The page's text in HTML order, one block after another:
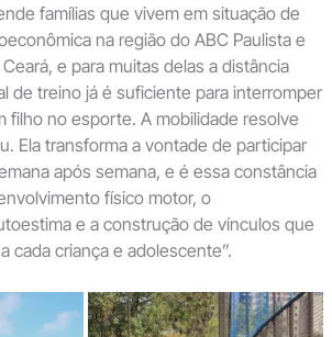
famílias que vivem em situação de
na região do ABC Paulista e
e para muitas delas a distância
de treino já é suficiente para interromper
filho no esporte. A mobilidade resolve
Ela transforma a vontade de participar
após semana, e é essa constância
físico motor, o
e a construção de vínculos que
cada criança e adolescente”.